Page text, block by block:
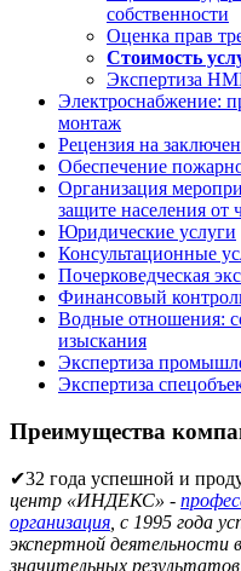
собственности
Оценка прав
Стоимость
Экспертиза
Электроснабжение:
монтаж
Рецензия на
Обеспечение
Организация
защите населения от
Юридические услуги
Консультационные
Почерковедческая
Финансовый
Водные отношения:
изыскания
Экспертиза
Экспертиза
Преимущества
✔32 года успешной и
центр «ИНДЕКС» -
организация, с 1995 года
экспертной
значительных